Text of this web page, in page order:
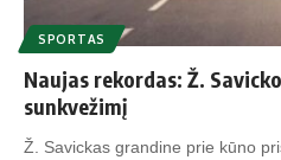
SPORTAS
Naujas rekordas: Ž.
sunkvežimį
Ž. Savickas grandine prie kūno